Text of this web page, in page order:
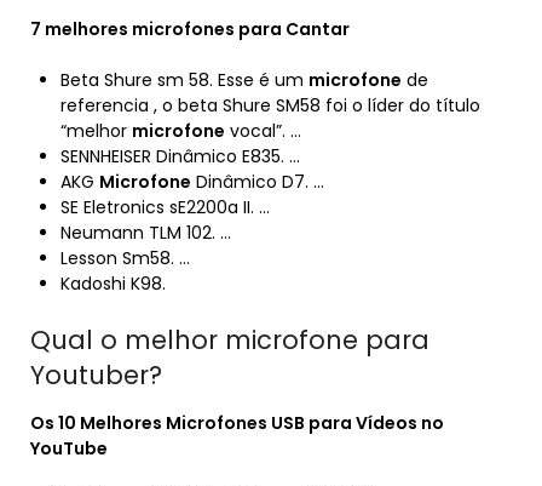
7 melhores microfones para Cantar
Beta Shure sm 58. Esse é um microfone de
referencia , o beta Shure SM58 foi o líder do título
“melhor microfone vocal”. …
SENNHEISER Dinâmico E835. …
AKG Microfone Dinâmico D7. …
SE Eletronics sE2200a II. …
Neumann TLM 102. …
Lesson Sm58. …
Kadoshi K98.
Qual o melhor microfone para
Youtuber?
Os 10 Melhores Microfones USB para Vídeos no
YouTube